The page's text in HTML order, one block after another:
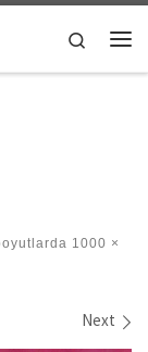
Search
1000 ×
Next